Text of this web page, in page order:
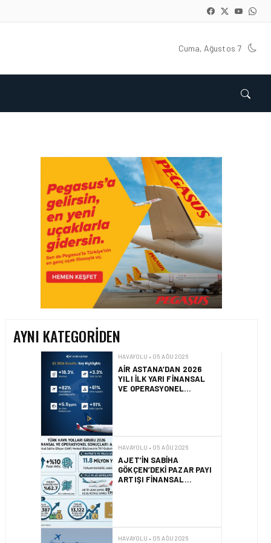
Cuma, Ağustos 7
AYNI KATEGORIDEN
HAVAYOLU • 05 AĞU 2026
CORENDON’DAN YAKIT
VERIMLILIĞI VE
SÜRDÜRÜLEBILIRLIK IÇIN
İŞ BIRLIĞI!
HAVAYOLU • 05 AĞU 2026
AIR ASTANA’DAN 2026
YILI İLK YARI FINANSAL
VE OPERASYONEL
SONUÇLARI!
AJET’IN SABIHA
GÖKÇEN’DEKI PAZAR PAYI
ARTIŞI FINANSAL
SONUÇLARI NASIL
SUNEXPRESS’TEN YENI
KARIYER WEB SITESI VE
DIJITAL İŞE ALIM
PLATFORMU!